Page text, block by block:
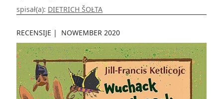
spisał(a): DIETRICH ŠOŁTA
RECENSIJE | NOWEMBER 2020